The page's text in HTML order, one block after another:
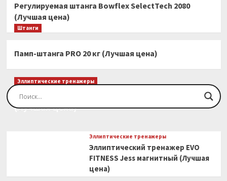
Регулируемая штанга Bowflex SelectTech 2080
(Лучшая цена)
Штанги
Памп-штанга PRO 20 кг (Лучшая цена)
Эллиптические тренажеры
Эллиптический тренажер EVO FITNESS Orion
(Лучшая цена)
Эллиптические тренажеры
Эллиптический тренажер EVO
FITNESS Jess магнитный (Лучшая
цена)